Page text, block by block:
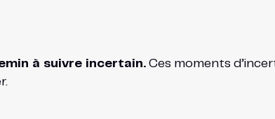
à suivre incertain.Ces moments